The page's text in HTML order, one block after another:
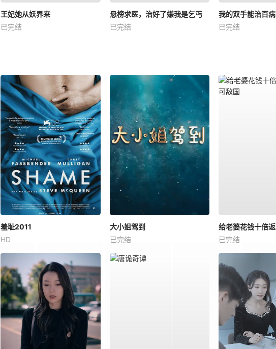
王妃她从妖界来
已完结
悬榜求医，治好了嫌我是乞丐
已完结
我的双手能治百病
已完结
羞耻2011
HD
大小姐驾到
已完结
已完结